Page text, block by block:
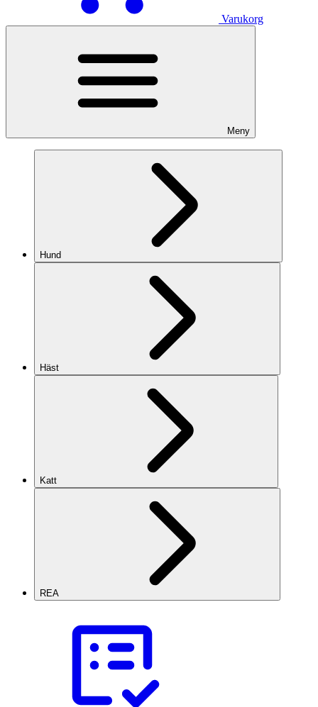
Varukorg
Meny
Hund
Häst
Katt
REA